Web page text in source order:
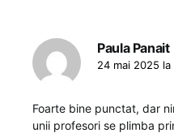
Paula Panait
24 mai 2025 la
Foarte bine punctat, dar
unii profesori se plimba